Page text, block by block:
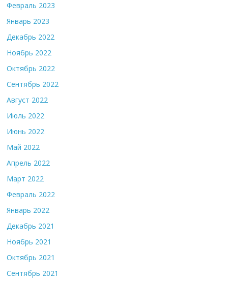
Февраль 2023
Январь 2023
Декабрь 2022
Ноябрь 2022
Октябрь 2022
Сентябрь 2022
Август 2022
Июль 2022
Июнь 2022
Май 2022
Апрель 2022
Март 2022
Февраль 2022
Январь 2022
Декабрь 2021
Ноябрь 2021
Октябрь 2021
Сентябрь 2021